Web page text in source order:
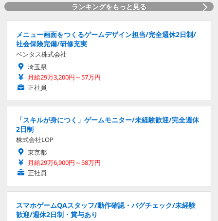
ランキングをもっと見る
メニュー画面をつくるゲームデザイン担当/完全週休2日制/
社会保険完備/研修充実
ベンタス株式会社
埼玉県
月給29万3,200円～57万円
正社員
「スキルが身につく」ゲームモニター/未経験歓迎/完全週休
2日制
株式会社LOP
東京都
月給29万6,900円～58万円
正社員
スマホゲームQAスタッフ/動作確認・バグチェック/未経験
歓迎/週休2日制・賞与あり